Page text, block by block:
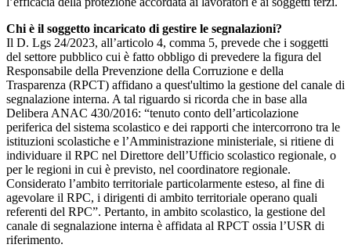
Chi è il soggetto incaricato di gestire le segnalazioni?
Il D. Lgs 24/2023, all’articolo 4, comma 5, prevede che i soggetti
del settore pubblico cui è fatto obbligo di prevedere la figura del
Responsabile della Prevenzione della Corruzione e della
Trasparenza (RPCT) affidano a quest'ultimo la gestione del canale di
segnalazione interna. A tal riguardo si ricorda che in base alla
Delibera ANAC 430/2016: “tenuto conto dell’articolazione
periferica del sistema scolastico e dei rapporti che intercorrono tra le
istituzioni scolastiche e l’Amministrazione ministeriale, si ritiene di
individuare il RPC nel Direttore dell’Ufficio scolastico regionale, o
per le regioni in cui è previsto, nel coordinatore regionale.
Considerato l’ambito territoriale particolarmente esteso, al fine di
agevolare il RPC, i dirigenti di ambito territoriale operano quali
referenti del RPC”. Pertanto, in ambito scolastico, la gestione del
canale di segnalazione interna è affidata al RPCT ossia l’USR di
riferimento.